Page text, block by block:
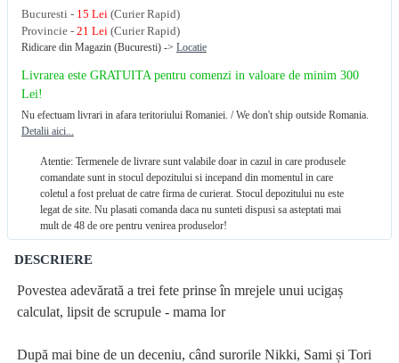
Bucuresti - 15 Lei (Curier Rapid)
Provincie - 21 Lei (Curier Rapid)
Ridicare din Magazin (Bucuresti) -> Locatie
Livrarea este GRATUITA pentru comenzi in valoare de minim 300
Lei!
Nu efectuam livrari in afara teritoriului Romaniei. / We don't ship outside Romania.
Detalii aici...
Atentie: Termenele de livrare sunt valabile doar in cazul in care produsele
comandate sunt in stocul depozitului si incepand din momentul in care
coletul a fost preluat de catre firma de curierat. Stocul depozitului nu este
legat de site. Nu plasati comanda daca nu sunteti dispusi sa asteptati mai
mult de 48 de ore pentru venirea produselor!
DESCRIERE
Povestea adevărată a trei fete prinse în mrejele unui ucigaș
calculat, lipsit de scrupule - mama lor
După mai bine de un deceniu, când surorile Nikki, Sami și Tori